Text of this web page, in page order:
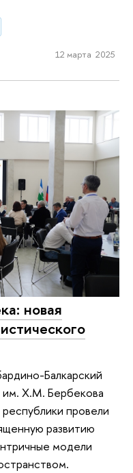
12 марта 2025
новая
Балкарский
им. Х.М. Бербекова
провели
развитию
модели